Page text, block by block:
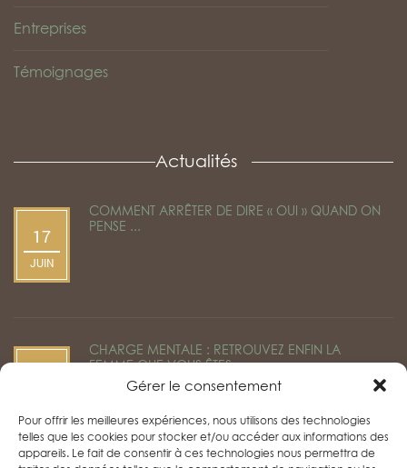
Gérer le consentement
Pour offrir les meilleures expériences, nous utilisons des technologies
telles que les cookies pour stocker et/ou accéder aux informations des
appareils. Le fait de consentir à ces technologies nous permettra de
Entreprises
Témoignages
Actualités
17
JUIN
COMMENT ARRÊTER DE DIRE « OUI » QUAND ON
PENSE ...
CHARGE MENTALE : RETROUVEZ ENFIN LA
FEMME QUE VOUS ÊTES ...